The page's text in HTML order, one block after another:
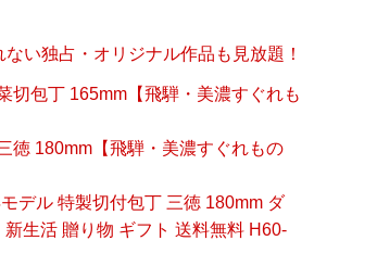
い独占・オリジナル作品も見放題！
切包丁 165mm【飛騨・美濃すぐれも
徳 180mm【飛騨・美濃すぐれもの
デル 特製切付包丁 三徳 180mm ダ
生活 贈り物 ギフト 送料無料 H60-